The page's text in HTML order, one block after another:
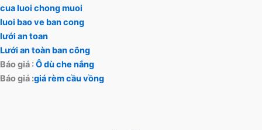
cua luoi chong muoi
luoi bao ve ban cong
lưới an toan
Lưới an toàn ban công
Báo giá :Ô dù che nắng
Báo giá :giá rèm cầu vồng